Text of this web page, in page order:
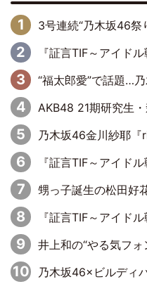
3号連続“乃木坂46祭り” ラストを飾るのは賀喜
『証言TIF～アイドル戦国時代とはなんだったのか～』第6回：でんぱ組.inc・古川未鈴×
“福太郎愛”で話題…乃木坂46一ノ瀬美
AKB48 21期研究生・
乃木坂46金川紗耶『
『証言TIF～アイドル戦国時代とはなんだったのか～』第11回：私立恵比寿中学・
甥っ子誕生の松田好花、京都で“ふたつの家族
『証言TIF～アイドル戦国時代とはなんだったのか～』第10回：さくら学院
井上和の“やる気フォント”にも注
乃木坂46×ビルディバイドTCG Vol.2